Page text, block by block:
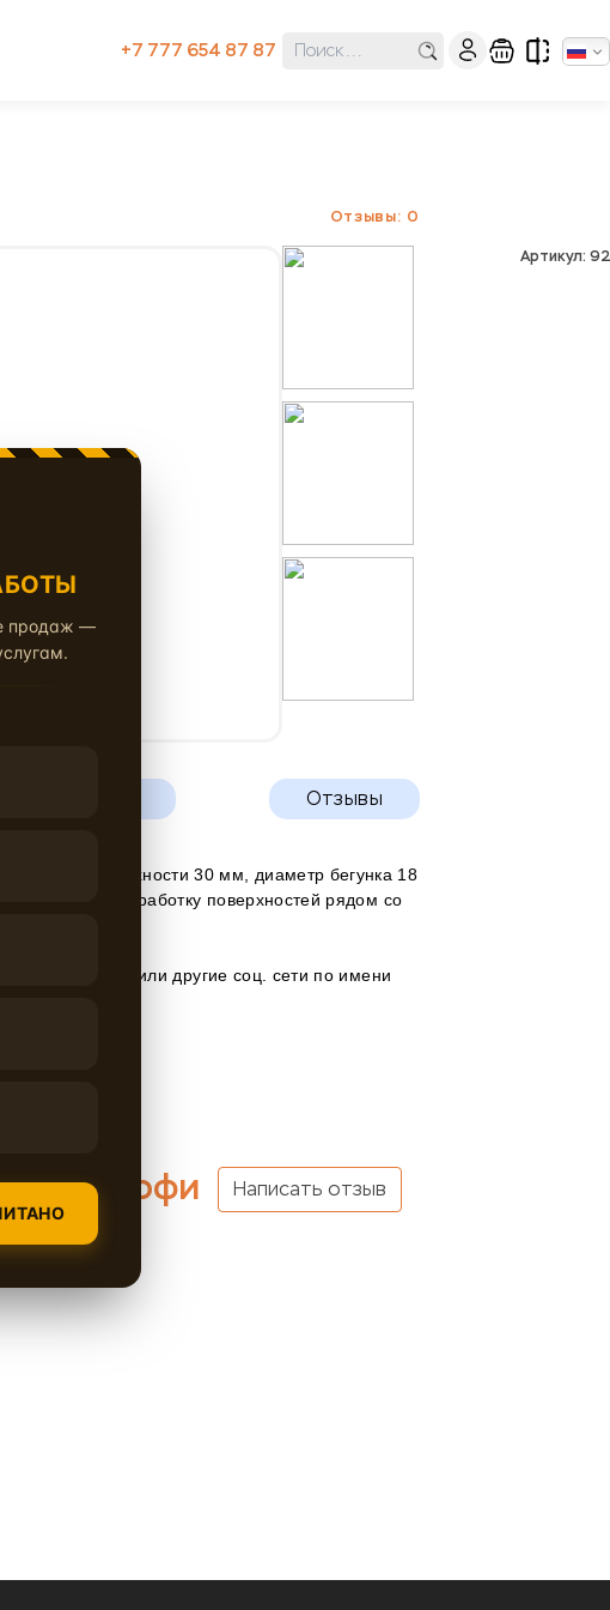
+7 777 654 87 87
Отзывы: 0
Отзывы
поверхности 30 мм, диаметр бегунка 18
проработку поверхностей рядом со
110 мм.
в
или другие соц. сети по имени
Профи
Написать отзыв
Артикул:
продаж —